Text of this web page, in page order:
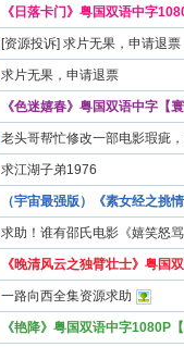
《日落卡门》粤国双语中字
[资源投诉] 求片无果，申请退票
求片无果，申请退票
《色迷嬉春》粤国双语中字【
老头哥帮忙修改一部电影瑕疵
求江湖子弟1976
（宇宙最强版）《素女经之挑
求助！谁有邵氏电影《嬉笑怒
《晚清风云之独臂壮士》粤国
一路向西全集资源求助
《艳降》粤国双语中字1080P